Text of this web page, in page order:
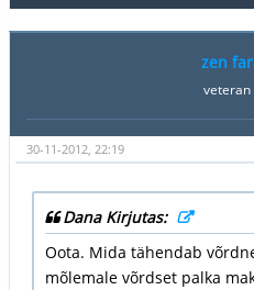
zen
veteran
30-11-2012, 22:19
Dana Kirjutas:
Oota. Mida tähendab
mõlemale võrdset palka